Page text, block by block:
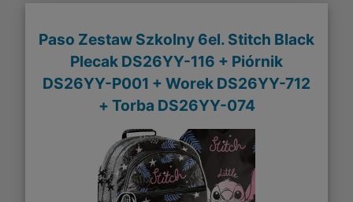
Paso Zestaw Szkolny 6el. Stitch Black
Plecak DS26YY-116 + Piórnik
DS26YY-P001 + Worek DS26YY-712
+ Torba DS26YY-074